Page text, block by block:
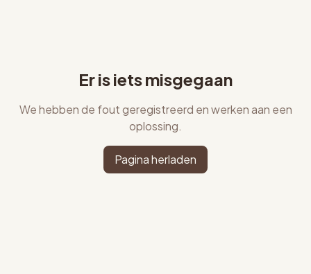
Er is iets misgegaan
We hebben de fout geregistreerd en werken aan een
oplossing.
Pagina herladen